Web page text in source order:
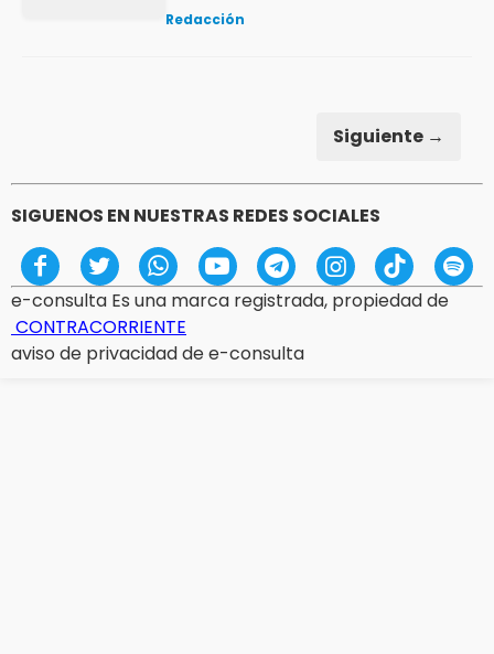
Redacción
Siguiente →
SIGUENOS EN NUESTRAS REDES SOCIALES
e-consulta Es una marca registrada, propiedad de
CONTRACORRIENTE
aviso de privacidad de e-consulta